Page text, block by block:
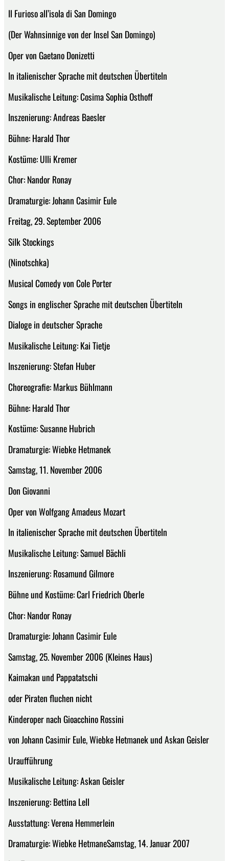
Il Furioso all’isola di San Domingo
(Der Wahnsinnige von der Insel San Domingo)
Oper von Gaetano Donizetti
In italienischer Sprache mit deutschen Übertiteln
Musikalische Leitung: Cosima Sophia Osthoff
Inszenierung: Andreas Baesler
Bühne: Harald Thor
Kostüme: Ulli Kremer
Chor: Nandor Ronay
Dramaturgie: Johann Casimir Eule
Freitag, 29. September 2006
Silk Stockings
(Ninotschka)
Musical Comedy von Cole Porter
Songs in englischer Sprache mit deutschen Übertiteln
Dialoge in deutscher Sprache
Musikalische Leitung: Kai Tietje
Inszenierung: Stefan Huber
Choreografie: Markus Bühlmann
Bühne: Harald Thor
Kostüme: Susanne Hubrich
Dramaturgie: Wiebke Hetmanek
Samstag, 11. November 2006
Don Giovanni
Oper von Wolfgang Amadeus Mozart
In italienischer Sprache mit deutschen Übertiteln
Musikalische Leitung: Samuel Bächli
Inszenierung: Rosamund Gilmore
Bühne und Kostüme: Carl Friedrich Oberle
Chor: Nandor Ronay
Dramaturgie: Johann Casimir Eule
Samstag, 25. November 2006 (Kleines Haus)
Kaimakan und Pappatatschi
oder Piraten fluchen nicht
Kinderoper nach Gioacchino Rossini
von Johann Casimir Eule, Wiebke Hetmanek und Askan Geisler
Uraufführung
Musikalische Leitung: Askan Geisler
Inszenierung: Bettina Lell
Ausstattung: Verena Hemmerlein
Dramaturgie: Wiebke HetmaneSamstag, 14. Januar 2007